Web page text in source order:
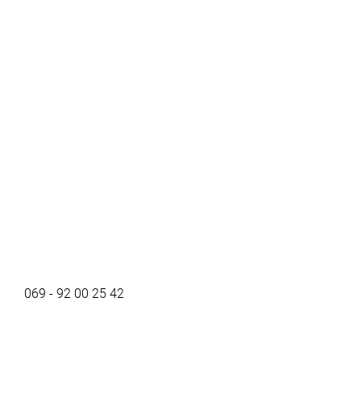
069 - 92 00 25 42